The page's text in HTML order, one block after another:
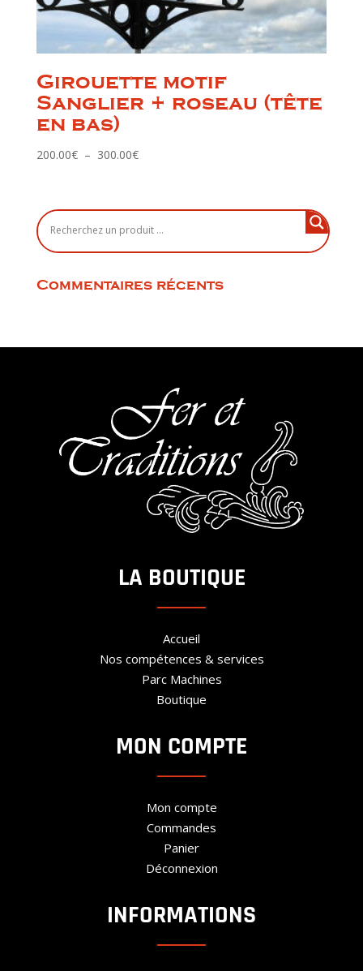
Girouette motif
Sanglier + roseau (tête
en bas)
200.00€ – 300.00€Plage
200.00€
à
Commentaires récents
LA BOUTIQUE
Accueil
Nos compétences & services
Parc Machines
Boutique
MON COMPTE
Mon compte
Commandes
Panier
Déconnexion
INFORMATIONS